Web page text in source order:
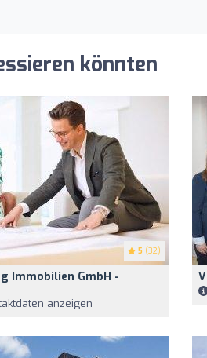
könnten
5 (32)
Immobilien GmbH -
anzeigen